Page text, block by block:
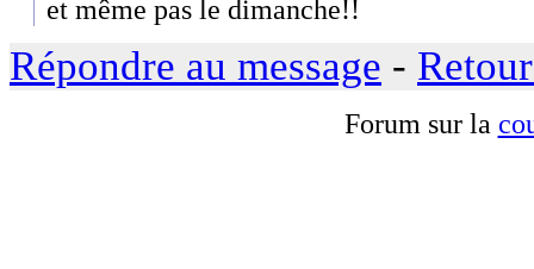
et même pas le dimanche!!
Répondre au message -
Forum sur la